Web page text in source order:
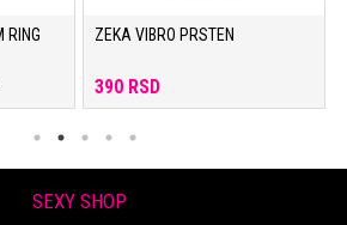
RING ZEKA VIBRO PRSTEN
390 RSD
SEXY SHOP